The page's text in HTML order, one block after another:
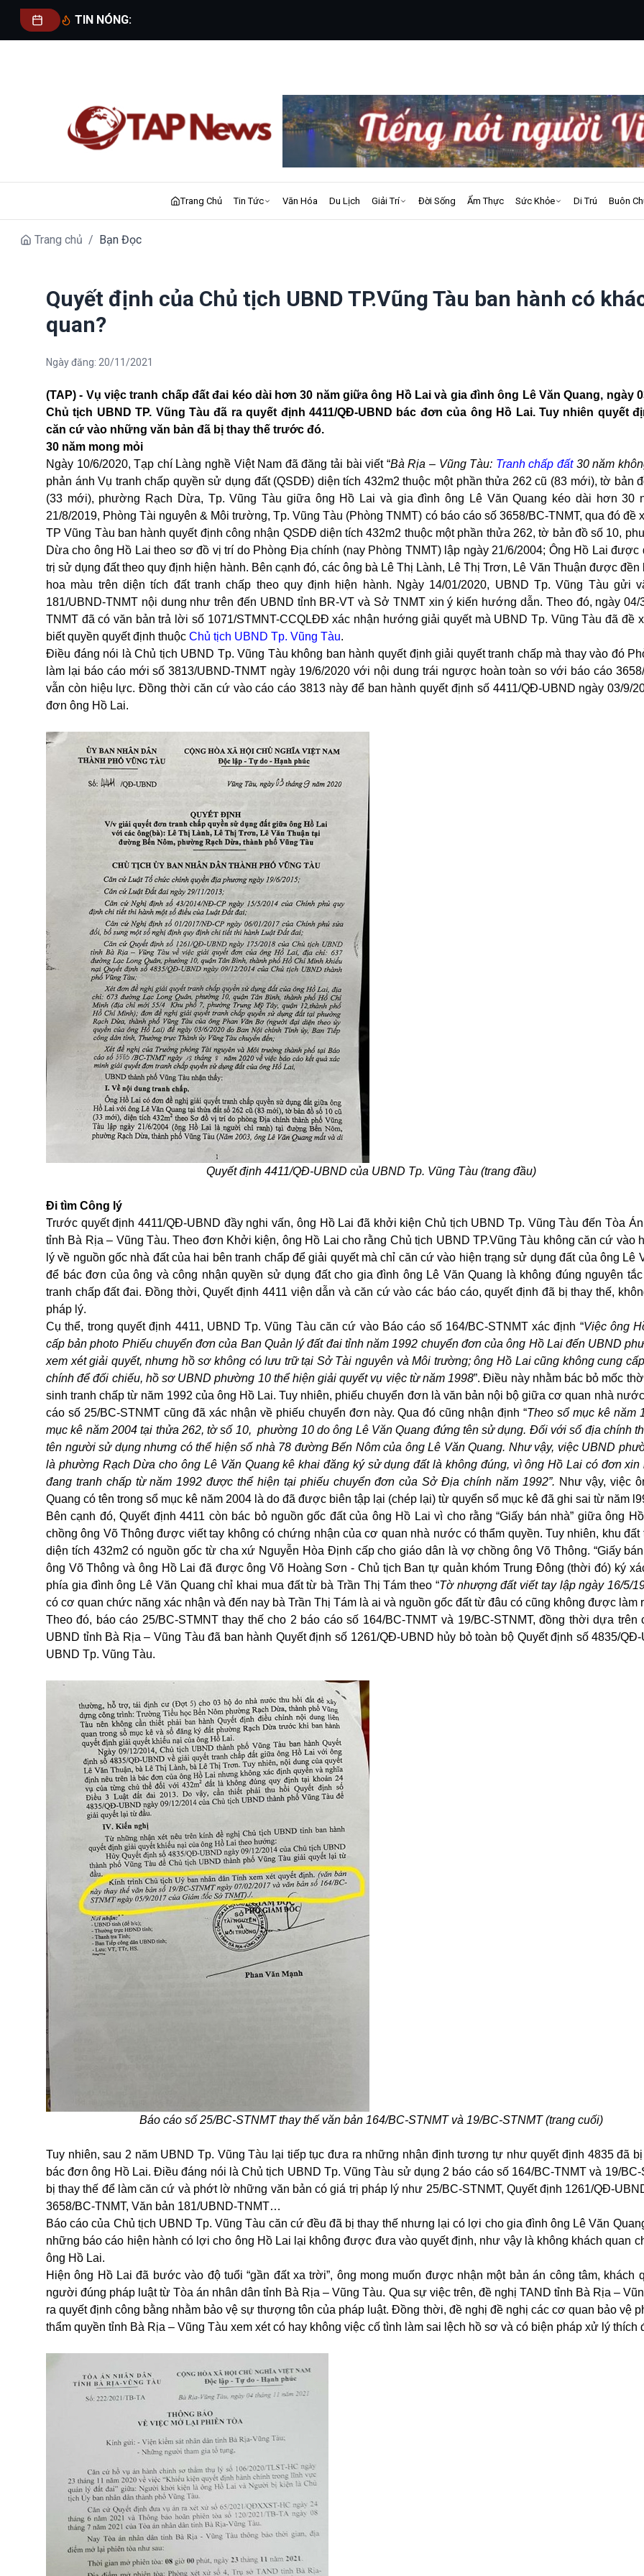
TIN NÓNG:
Trang Chủ Tin Tức Văn Hóa Du Lịch Giải Trí Đời Sống Ẩm Thực Sức Khỏe Di Trú Buôn
Trang chủ / Bạn Đọc
Quyết định của Chủ tịch UBND TP.Vũng Tàu ban hành có
quan?
Ngày đăng: 20/11/2021
(TAP) - Vụ việc tranh chấp đất đai kéo dài hơn 30 năm giữa ông Hồ Lai và gia đình ông Lê Văn Quang, ngày
Chủ tịch UBND TP. Vũng Tàu đã ra quyết định 4411/QĐ-UBND bác đơn của ông Hồ Lai. Tuy nhiên quyết
căn cứ vào những văn bản đã bị thay thế trước đó.
30 năm mong mỏi
Ngày 10/6/2020, Tạp chí Làng nghề Việt Nam đã đăng tải bài viết “Bà Rịa – Vũng Tàu: Tranh chấp đất30 năm
phản ánh Vụ tranh chấp quyền sử dụng đất (QSDĐ) diện tích 432m2 thuộc một phần thửa 262 cũ (83 mới), tờ bản
(33 mới), phường Rạch Dừa, Tp. Vũng Tàu giữa ông Hồ Lai và gia đình ông Lê Văn Quang kéo dài hơn 30
21/8/2019, Phòng Tài nguyên & Môi trường, Tp. Vũng Tàu (Phòng TNMT) có báo cáo số 3658/BC-TNMT, qua đó đề
TP Vũng Tàu ban hành quyết định công nhận QSDĐ diện tích 432m2 thuộc một phần thửa 262, tờ bản đồ số 10,
Dừa cho ông Hồ Lai theo sơ đồ vị trí do Phòng Địa chính (nay Phòng TNMT) lập ngày 21/6/2004; Ông Hồ Lai được
trị sử dụng đất theo quy định hiện hành. Bên cạnh đó, các ông bà Lê Thị Lành, Lê Thị Trơn, Lê Văn Thuận được đền
hoa màu trên diện tích đất tranh chấp theo quy định hiện hành. Ngày 14/01/2020, UBND Tp. Vũng Tàu gửi
181/UBND-TNMT nội dung như trên đến UBND tỉnh BR-VT và Sở TNMT xin ý kiến hướng dẫn. Theo đó, ngày 04/
TNMT đã có văn bản trả lời số 1071/STMNT-CCQLĐĐ xác nhận hướng giải quyết mà UBND Tp. Vũng Tàu đã đề
biết quyền quyết định thuộc Chủ tịch UBND Tp. Vũng Tàu.
Điều đáng nói là Chủ tịch UBND Tp. Vũng Tàu không ban hành quyết định giải quyết tranh chấp mà thay vào đó
làm lại báo cáo mới số 3813/UBND-TNMT ngày 19/6/2020 với nội dung trái ngược hoàn toàn so với báo cáo
vẫn còn hiệu lực. Đồng thời căn cứ vào cáo cáo 3813 này để ban hành quyết định số 4411/QĐ-UBND ngày 03/9/
đơn ông Hồ Lai.
Quyết định 4411/QĐ-UBND của UBND Tp. Vũng Tàu (trang đầu)
Đi tìm Công lý
Trước quyết định 4411/QĐ-UBND đầy nghi vấn, ông Hồ Lai đã khởi kiện Chủ tịch UBND Tp. Vũng Tàu đến Tòa
tỉnh Bà Rịa – Vũng Tàu. Theo đơn Khởi kiện, ông Hồ Lai cho rằng Chủ tịch UBND TP.Vũng Tàu không căn cứ vào
lý về nguồn gốc nhà đất của hai bên tranh chấp để giải quyết mà chỉ căn cứ vào hiện trạng sử dụng đất của ông Lê
để bác đơn của ông và công nhận quyền sử dụng đất cho gia đình ông Lê Văn Quang là không đúng nguyên
tranh chấp đất đai. Đồng thời, Quyết định 4411 viện dẫn và căn cứ vào các báo cáo, quyết định đã bị thay thế,
pháp lý.
Cụ thể, trong quyết định 4411, UBND Tp. Vũng Tàu căn cứ vào Báo cáo số 164/BC-STNMT xác định “Việc ông
cấp bản photo Phiếu chuyển đơn của Ban Quản lý đất đai tỉnh năm 1992 chuyển đơn của ông Hồ Lai đến UBND
xem xét giải quyết, nhưng hồ sơ không có lưu trữ tại Sở Tài nguyên và Môi trường; ông Hồ Lai cũng không cung
chính để đối chiếu, hồ sơ UBND phường 10 thể hiện giải quyết vụ việc từ năm 1998”. Điều này nhằm bác bỏ mốc
sinh tranh chấp từ năm 1992 của ông Hồ Lai. Tuy nhiên, phiếu chuyển đơn là văn bản nội bộ giữa cơ quan nhà
cáo số 25/BC-STNMT cũng đã xác nhận về phiếu chuyển đơn này. Qua đó cũng nhận định “Theo sổ mục kê năm
mục kê năm 2004 tại thửa 262, tờ số 10, phường 10 do ông Lê Văn Quang đứng tên sử dụng. Đối với sổ địa chính
tên người sử dụng nhưng có thể hiện số nhà 78 đường Bến Nôm của ông Lê Văn Quang. Như vậy, việc UBND
là phường Rạch Dừa cho ông Lê Văn Quang kê khai đăng ký sử dụng đất là không đúng, vì ông Hồ Lai có đơn xin
đang tranh chấp từ năm 1992 được thể hiện tại phiếu chuyển đơn của Sở Địa chính năm 1992”. Như vậy, việc
Quang có tên trong sổ mục kê năm 2004 là do đã được biên tập lại (chép lại) từ quyển sổ mục kê đã ghi sai từ năm
Bên cạnh đó, Quyết định 4411 còn bác bỏ nguồn gốc đất của ông Hồ Lai vì cho rằng “Giấy bán nhà” giữa ông
chồng ông Võ Thông được viết tay không có chứng nhận của cơ quan nhà nước có thẩm quyền. Tuy nhiên, khu đất
diện tích 432m2 có nguồn gốc từ cha xứ Nguyễn Hòa Định cấp cho giáo dân là vợ chồng ông Võ Thông. “Giấy
ông Võ Thông và ông Hồ Lai đã được ông Võ Hoàng Sơn - Chủ tịch Ban tự quản khóm Trung Đông (thời đó) ký
phía gia đình ông Lê Văn Quang chỉ khai mua đất từ bà Trần Thị Tám theo “Tờ nhượng đất viết tay lập ngày 16/5/
có cơ quan chức năng xác nhận và đến nay bà Trần Thị Tám là ai và nguồn gốc đất từ đâu có cũng không được làm
Theo đó, báo cáo 25/BC-STMNT thay thế cho 2 báo cáo số 164/BC-TNMT và 19/BC-STNMT, đồng thời dựa trên
UBND tỉnh Bà Rịa – Vũng Tàu đã ban hành Quyết định số 1261/QĐ-UBND hủy bỏ toàn bộ Quyết định số 4835/
UBND Tp. Vũng Tàu.
Báo cáo số 25/BC-STNMT thay thế văn bản 164/BC-STNMT và 19/BC-STNMT (trang cuối)
Tuy nhiên, sau 2 năm UBND Tp. Vũng Tàu lại tiếp tục đưa ra những nhận định tương tự như quyết định 4835 đã
bác đơn ông Hồ Lai. Điều đáng nói là Chủ tịch UBND Tp. Vũng Tàu sử dụng 2 báo cáo số 164/BC-TNMT và 19/BC-
bị thay thế để làm căn cứ và phớt lờ những văn bản có giá trị pháp lý như 25/BC-STNMT, Quyết định 1261/QĐ-
3658/BC-TNMT, Văn bản 181/UBND-TNMT…
Báo cáo của Chủ tịch UBND Tp. Vũng Tàu căn cứ đều đã bị thay thế nhưng lại có lợi cho gia đình ông Lê Văn
những báo cáo hiện hành có lợi cho ông Hồ Lai lại không được đưa vào quyết định, như vậy là không khách quan
ông Hồ Lai.
Hiện ông Hồ Lai đã bước vào độ tuổi “gần đất xa trời”, ông mong muốn được nhận một bản án công tâm, khách
người đúng pháp luật từ Tòa án nhân dân tỉnh Bà Rịa – Vũng Tàu. Qua sự việc trên, đề nghị TAND tỉnh Bà Rịa –
ra quyết định công bằng nhằm bảo vệ sự thượng tôn của pháp luật. Đồng thời, đề nghị đề nghị các cơ quan bảo vệ
thẩm quyền tỉnh Bà Rịa – Vũng Tàu xem xét có hay không việc cố tình làm sai lệch hồ sơ và có biện pháp xử lý thích